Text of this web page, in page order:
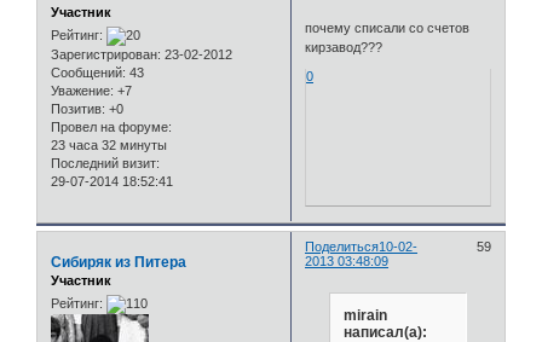
Участник
Рейтинг:
Зарегистрирован: 23-02-2012
Сообщений: 43
Уважение: +7
Позитив: +0
Провел на форуме:
23 часа 32 минуты
Последний визит:
29-07-2014 18:52:41
почему списали со счетов
кирзавод???
0
Поделиться 59
10-02-
2013 03:48:09
Сибиряк из Питера
Участник
Рейтинг:
mirain
написал(а):